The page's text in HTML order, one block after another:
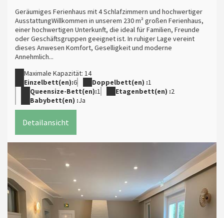
Geräumiges Ferienhaus mit 4 Schlafzimmern und hochwertiger
AusstattungWillkommen in unserem 230 m² großen Ferienhaus,
einer hochwertigen Unterkunft, die ideal für Familien, Freunde
oder Geschäftsgruppen geeignet ist. In ruhiger Lage vereint
dieses Anwesen Komfort, Geselligkeit und moderne
Annehmlich...
Maximale Kapazität: 14
Einzelbett(en):6 Doppelbett(en) :1
Queensize-Bett(en):1 Etagenbett(en) :2
Babybett(en) :Ja
Detailansicht